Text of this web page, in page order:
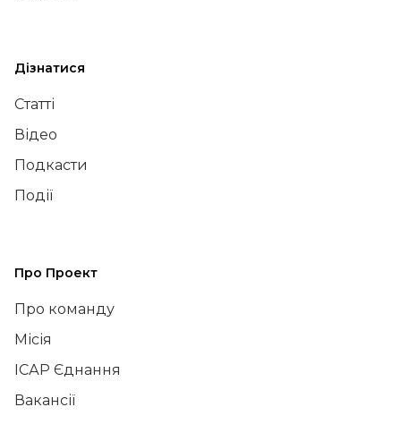
Дізнатися
Статті
Відео
Подкасти
Події
Про Проект
Про команду
Місія
ІСАР Єднання
Вакансії